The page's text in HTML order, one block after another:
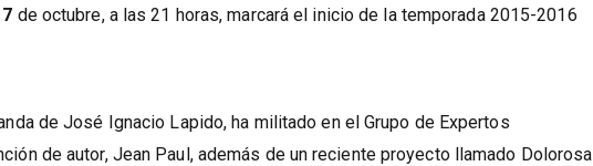
de octubre, a las 21 horas, marcará el inicio de la temporada 2015-2016
de José Ignacio Lapido, ha militado en el Grupo de Expertos
de autor, Jean Paul, además de un reciente proyecto llamado Dolorosa